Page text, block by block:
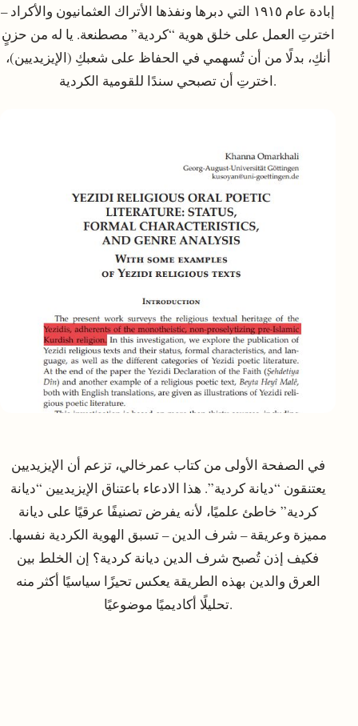
إبادة عام ١٩١٥ التي دبرها ونفذها الأتراك العثمانيون والأكراد –
اخترتِ العمل على خلق هوية “كردية” مصطنعة. يا له من حزنٍ
أنكِ، بدلًا من أن تُسهمي في الحفاظ على شعبكِ (الإيزيديين)،
اخترتِ أن تصبحي سندًا للقومية الكردية.
في الصفحة الأولى من كتاب عمرخالي، تزعم أن الإيزيديين
يعتنقون “ديانة كردية”. هذا الادعاء باعتناق الإيزيديين “ديانة
كردية” خاطئ علميًا، لأنه يفرض تصنيفًا عرقيًا على ديانة
مميزة وعريقة – شرف الدين – تسبق الهوية الكردية نفسها.
فكيف إذن تُصبح شرف الدين ديانة كردية؟ إن الخلط بين
العرق والدين بهذه الطريقة يعكس تحيزًا سياسيًا أكثر منه
تحليلًا أكاديميًا موضوعيًا.